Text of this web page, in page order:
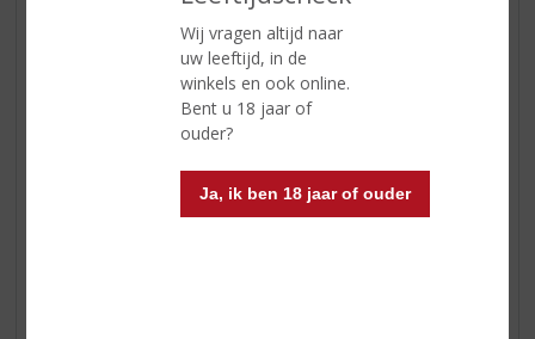
Wij vragen altijd naar
uw leeftijd, in de
winkels en ook online.
Bent u 18 jaar of
ouder?
Ja, ik ben 18 jaar of ouder
Vanille-ijs, kaneelkruiden en
heidehoning, met tonen van
brosse truffel en
gekarameliseerde hazelnoot.
Zoet en ziltig, met rum- en
rozijnenijs, gezouten karamel en
honingraat.